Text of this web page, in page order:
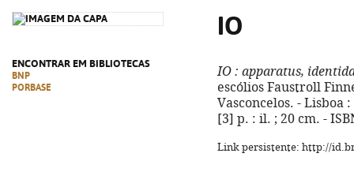
ENCONTRAR EM BIBLIOTECAS
BNP
PORBASE
IO
IO : apparatus,
escólios Faustroll
Vasconcelos. - Lisboa
[3] p. : il. ; 20 cm. -
Link persistente: http://